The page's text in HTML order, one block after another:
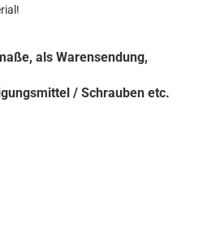
als Warensendung,
/ Schrauben etc.